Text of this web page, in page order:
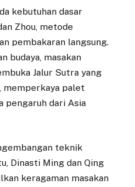
kebutuhan dasar
Zhou, metode
pembakaran langsung.
budaya, masakan
Jalur Sutra yang
memperkaya palet
pengaruh dari Asia
teknik
Dinasti Ming dan Qing
keragaman masakan